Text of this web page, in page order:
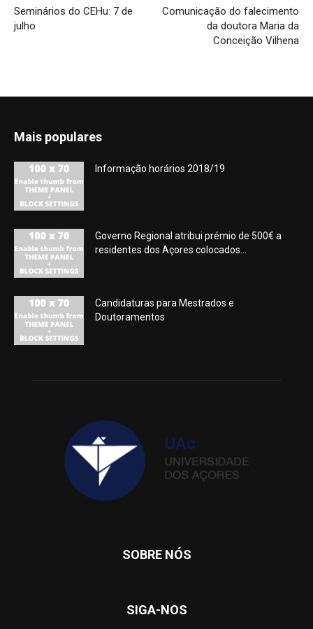
Seminários do CEHu: 7 de
julho
Comunicação do falecimento
da doutora Maria da
Conceição Vilhena
Mais populares
Informação horários 2018/19
Governo Regional atribui prémio de 500€ a
residentes dos Açores colocados...
Candidaturas para Mestrados e
Doutoramentos
SOBRE NÓS
SIGA-NOS